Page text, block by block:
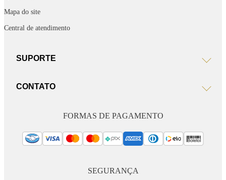
Mapa do site
Central de atendimento
SUPORTE
CONTATO
FORMAS DE PAGAMENTO
SEGURANÇA